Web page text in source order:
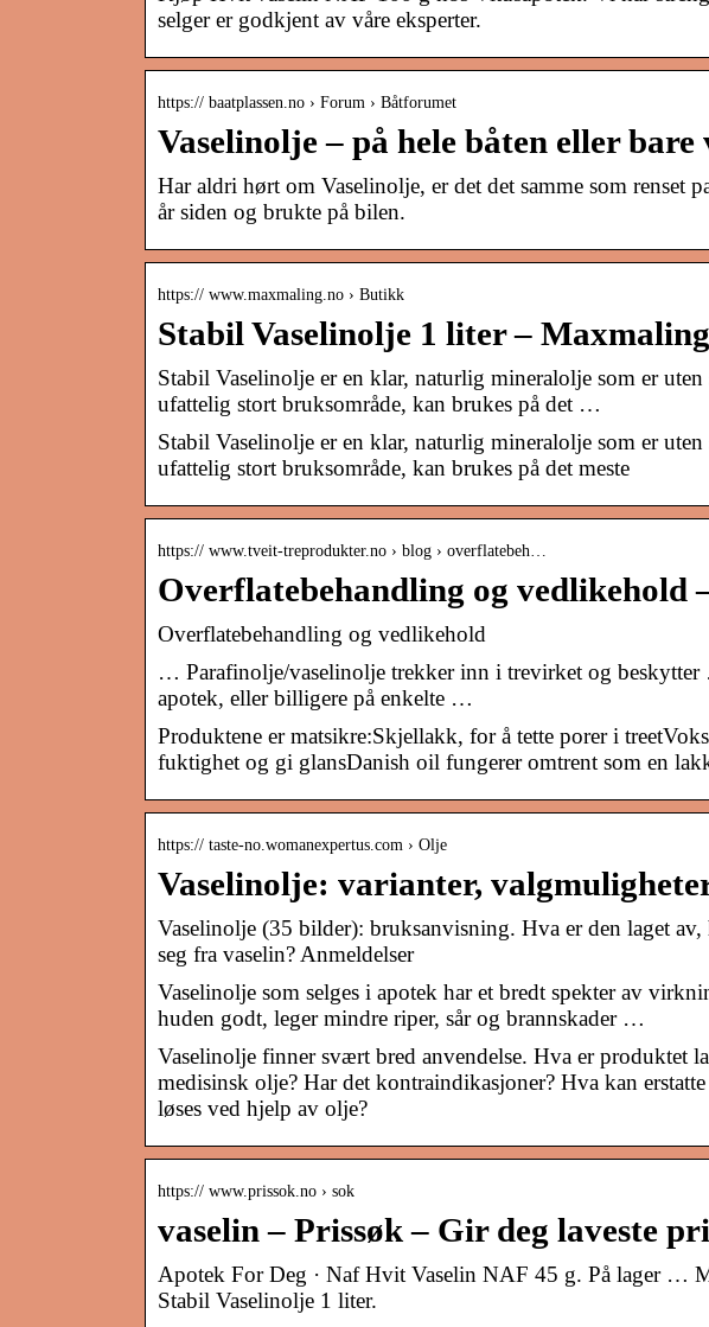
selger er godkjent av våre eksperter.
https:// baatplassen.no › Forum › Båtforumet
Vaselinolje – på hele båten eller
Har aldri hørt om Vaselinolje, er det det samme som renset
år siden og brukte på bilen.
https:// www.maxmaling.no › Butikk
Stabil Vaselinolje 1 liter –
Stabil Vaselinolje er en klar, naturlig mineralolje som er
ufattelig stort bruksområde, kan brukes på det …
Stabil Vaselinolje er en klar, naturlig mineralolje som er
ufattelig stort bruksområde, kan brukes på det meste
https:// www.tveit-treprodukter.no › blog › overflatebeh…
Overflatebehandling og vedlikehold
Overflatebehandling og vedlikehold
… Parafinolje/vaselinolje trekker inn i trevirket og
apotek, eller billigere på enkelte …
Produktene er matsikre:Skjellakk, for å tette porer i
fuktighet og gi glansDanish oil fungerer omtrent som en
https:// taste-no.womanexpertus.com › Olje
Vaselinolje: varianter,
Vaselinolje (35 bilder): bruksanvisning. Hva er den laget
seg fra vaselin? Anmeldelser
Vaselinolje som selges i apotek har et bredt spekter av
huden godt, leger mindre riper, sår og brannskader …
Vaselinolje finner svært bred anvendelse. Hva er produktet
medisinsk olje? Har det kontraindikasjoner? Hva kan
løses ved hjelp av olje?
https:// www.prissok.no › sok
vaselin – Prissøk – Gir deg laveste
Apotek For Deg · Naf Hvit Vaselin NAF 45 g. På lager …
Stabil Vaselinolje 1 liter.